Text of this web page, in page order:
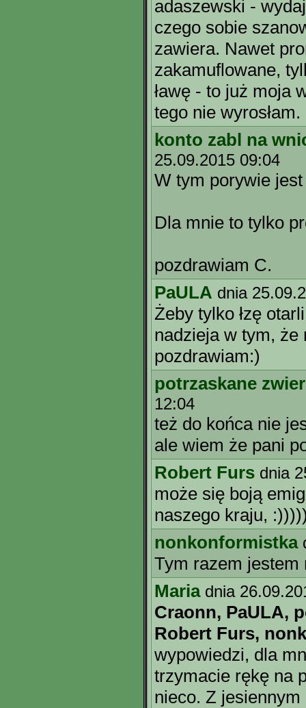
adaszewski -
czego sobie
zawiera. Nawet
zakamuflowane,
ławę - to już moja
tego nie wyrosłam.
konto zabl na
25.09.2015 09:04
W tym porywie
Dla mnie to tylko
pozdrawiam C.
PaULA dnia
Żeby tylko łzę
nadzieja w tym, że
pozdrawiam:)
potrzaskane
12:04
też do końca nie
ale wiem że pani
Robert Furs dnia
może się boją
naszego kraju,
nonkonformistka
Tym razem jestem
Maria dnia
Craonn, PaULA,
Robert Furs,
wypowiedzi, dla
trzymacie rękę na
nieco. Z